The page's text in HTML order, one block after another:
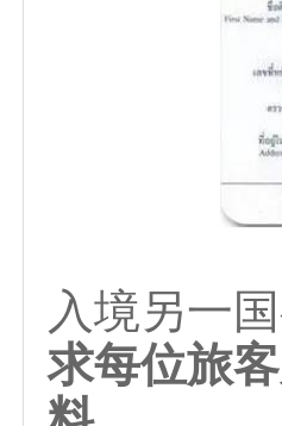
入境另一
求每位旅